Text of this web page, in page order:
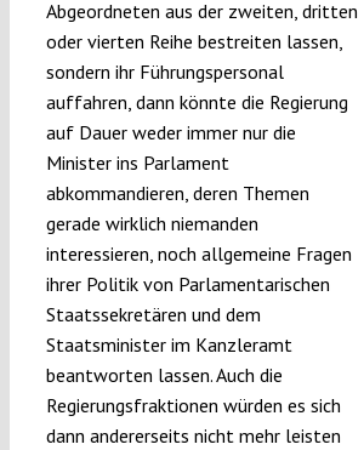
Abgeordneten aus der zweiten, dritten
oder vierten Reihe bestreiten lassen,
sondern ihr Führungspersonal
auffahren, dann könnte die Regierung
auf Dauer weder immer nur die
Minister ins Parlament
abkommandieren, deren Themen
gerade wirklich niemanden
interessieren, noch allgemeine Fragen
ihrer Politik von Parlamentarischen
Staatssekretären und dem
Staatsminister im Kanzleramt
beantworten lassen. Auch die
Regierungsfraktionen würden es sich
dann andererseits nicht mehr leisten